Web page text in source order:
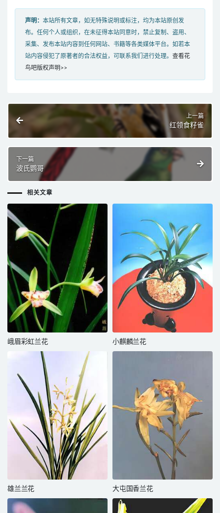
声明： 本站所有文章，如无特殊说明或标注，均为本站原创发
布。任何个人或组织，在未征得本站同意时，禁止复制、盗用、
采集、发布本站内容到任何网站、书籍等各类媒体平台。如若本
站内容侵犯了原著者的合法权益，可联系我们进行处理。 查看花
鸟吧版权声明>>
上一篇
红领食籽雀
下一篇
波氏鹦哥
相关文章
峨眉彩虹兰花 小麒麟兰花
雄兰兰花 大屯国香兰花